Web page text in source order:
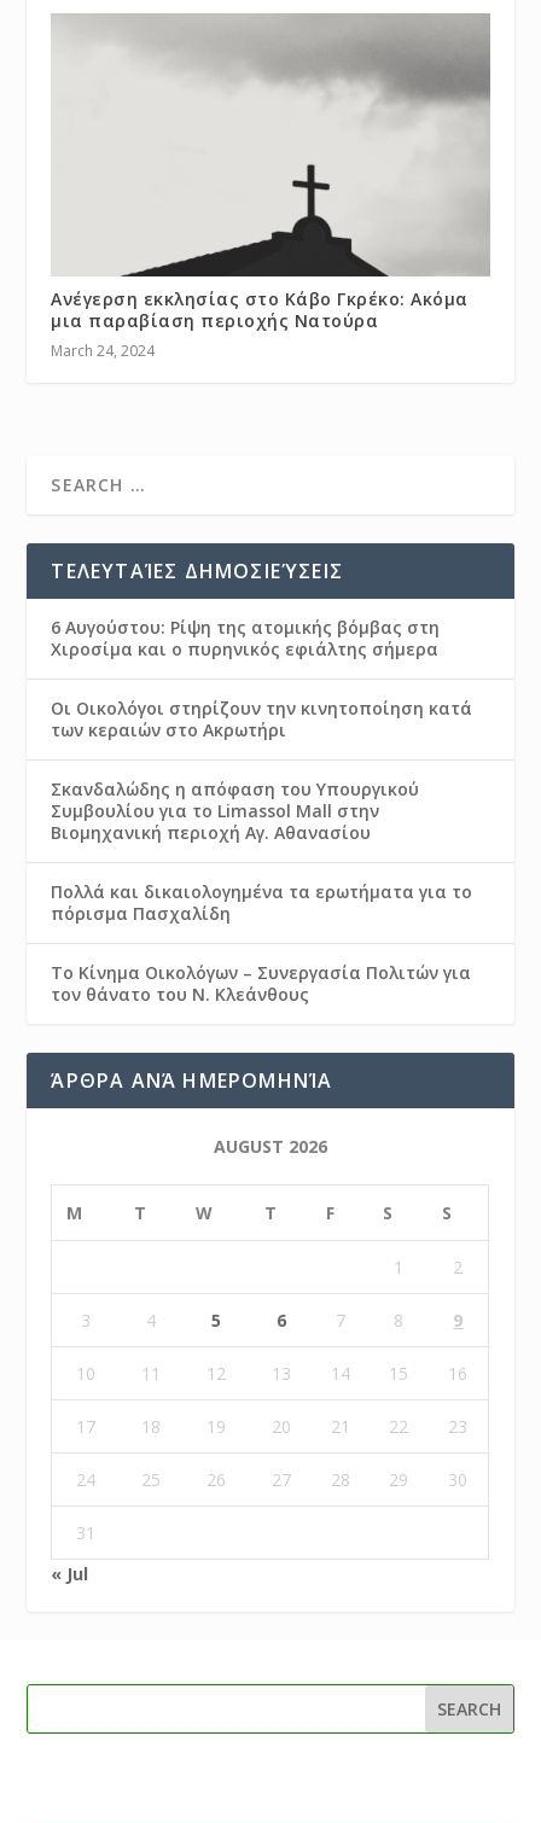
Ανέγερση εκκλησίας στο Κάβο Γκρέκο: Ακόμα
μια παραβίαση περιοχής Νατούρα
March 24, 2024
ΤΕΛΕΥΤΑΊΕΣ ΔΗΜΟΣΙΕΎΣΕΙΣ
6 Αυγούστου: Ρίψη της ατομικής βόμβας στη
Χιροσίμα και ο πυρηνικός εφιάλτης σήμερα
Οι Οικολόγοι στηρίζουν την κινητοποίηση κατά
των κεραιών στο Ακρωτήρι
Σκανδαλώδης η απόφαση του Υπουργικού
Συμβουλίου για το Limassol Mall στην
Βιομηχανική περιοχή Αγ. Αθανασίου
Πολλά και δικαιολογημένα τα ερωτήματα για το
πόρισμα Πασχαλίδη
Το Κίνημα Οικολόγων – Συνεργασία Πολιτών για
τον θάνατο του Ν. Κλεάνθους
ΆΡΘΡΑ ΑΝΆ ΗΜΕΡΟΜΗΝΊΑ
AUGUST 2026
M T W T F S S
1 2
3 4 5 6 7 8 9
10 11 12 13 14 15 16
17 18 19 20 21 22 23
24 25 26 27 28 29 30
31
« Jul